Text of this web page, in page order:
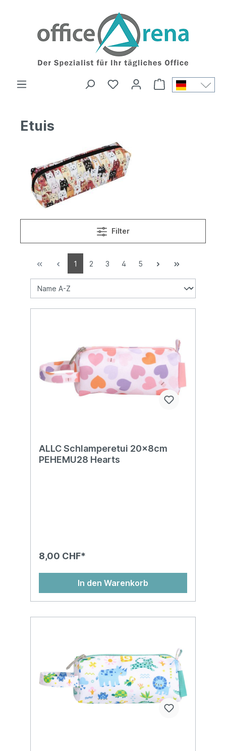
Etuis
Filter
1 2 3 4 5
ALLC Schlamperetui 20x8cm
PEHEMU28 Hearts
8,00 CHF*
In den Warenkorb